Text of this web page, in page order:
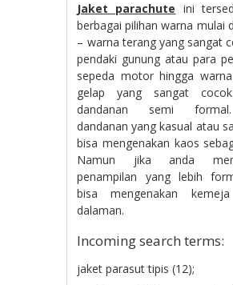
Jaket parachute ini
berbagai pilihan warna mulai
– warna terang yang sangat
pendaki gunung atau para
sepeda motor hingga
gelap yang sangat
dandanan semi
dandanan yang kasual atau
bisa mengenakan kaos
Namun jika anda
penampilan yang lebih
bisa mengenakan
dalaman.
Incoming search terms:
jaket parasut tipis (12);